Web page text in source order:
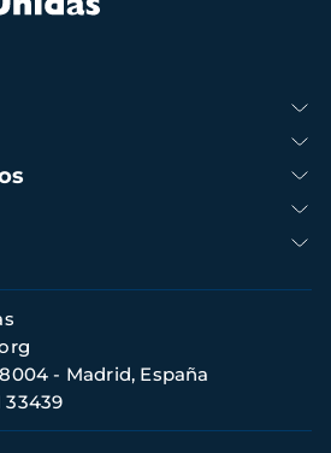
- Madrid, España
33439